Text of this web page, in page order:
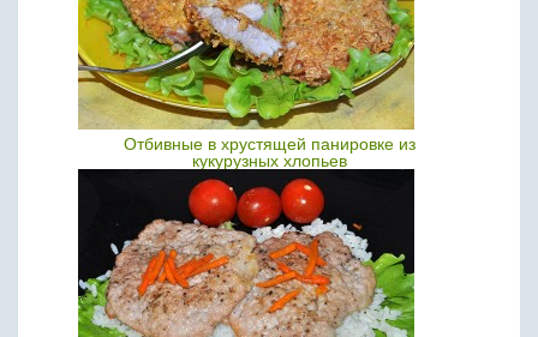
Отбивные в хрустящей панировке из
кукурузных хлопьев